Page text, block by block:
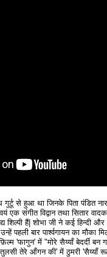
गुर्टू से हुआ था जिनके पिता पंडित
एक संगीत विद्वान तथा सितार
शिल्पी हैं| शोभा जी ने कई हिन्दी
पहली बार पार्श्वगायन का मौका
'फागुन' में "मोरे सैय्याँ बेदर्दी
तुलसी तेरे आँगन की' में ठुमरी